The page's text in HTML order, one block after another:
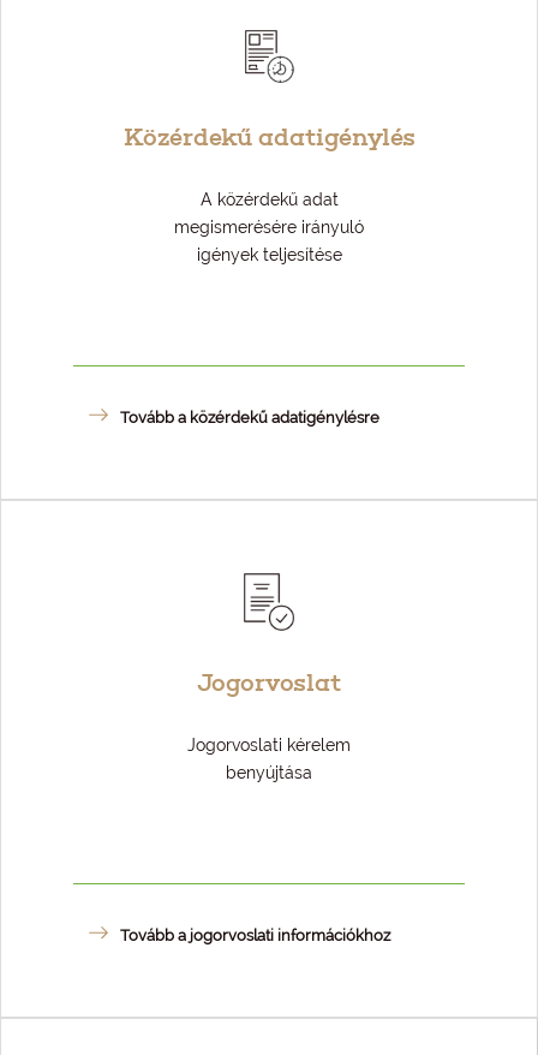
Közérdekű adatigénylés
A közérdekű adat
megismerésére irányuló
igények teljesítése
Tovább a közérdekű adatigénylésre
Jogorvoslat
Jogorvoslati kérelem
benyújtása
Tovább a jogorvoslati információkhoz